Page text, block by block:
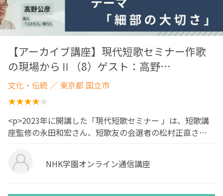
【アーカイブ講座】現代短歌セミナー作歌
の現場からⅡ（8）ゲスト：高野…
文化・伝統 ／ 東京都 国立市
<p>2023年に開講した「現代短歌セミナー 」は、短歌講
座監修の永田和宏さん、短歌友の会選者の松村正直さ…
NHK学園オンライン通信講座